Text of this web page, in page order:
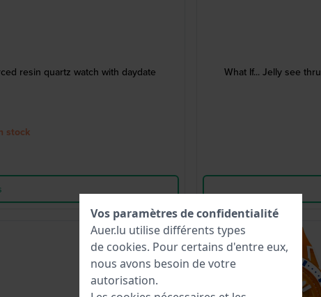
resin quartz watch with daydate
stock
What If... Jelly see
Nouveau
Vos paramètres de confidentialité
Auer.lu utilise différents types
de cookies. Pour certains d'entre eux,
nous avons besoin de votre
autorisation.